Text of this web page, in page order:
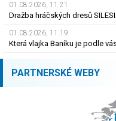
01.08.2026, 11.21
Dražba hráčských dresů
01.08.2026, 11.19
Která vlajka Baníku je podle
PARTNERSKÉ WEBY